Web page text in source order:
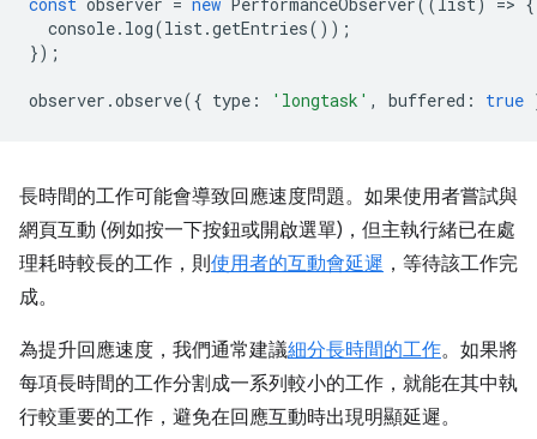
console. log(list.getEntries());
});
observer .observe({ type : 'longtask' , buffered : true
長時間的工作可能會導致回應速度問題。如果使用者嘗試與
網頁互動 (例如按一下按鈕或開啟選單)，但主執行緒已在處
理耗時較長的工作，則使用者的互動會延遲 ，等待該工作完
成。
為提升回應速度，我們通常建議細分長時間的工作。如果將
每項長時間的工作分割成一系列較小的工作，就能在其中執
行較重要的工作，避免在回應互動時出現明顯延遲。